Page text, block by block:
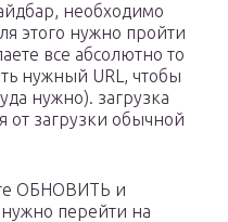
необходимо
этого нужно пройти
все абсолютно то
нужный URL, чтобы
нужно). загрузка
от загрузки обычной
ОБНОВИТЬ и
нужно перейти на